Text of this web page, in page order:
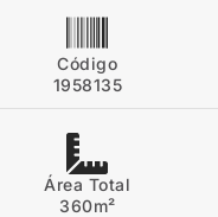
Código
1958135
Área Total
360m²